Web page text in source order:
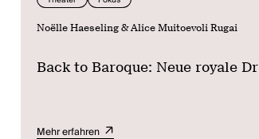
Noëlle Haeseling & Alice Muitoevoli Rugai
Back to Baroque: Neue royale
Mehr erfahren